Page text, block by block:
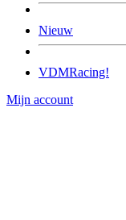
Nieuw
VDMRacing!
Mijn account